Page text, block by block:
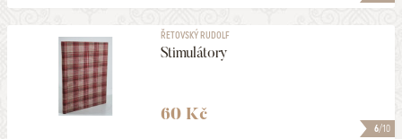
6/10
ŘETOVSKÝ RUDOLF
Stimulátory
60 Kč